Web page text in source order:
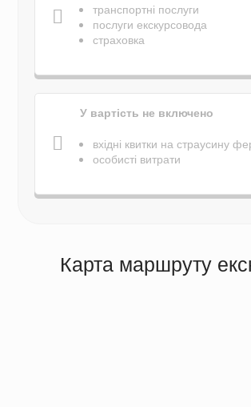
транспортні послуги
послуги екскурсовода
страховка
У вартість не включено
вхідні квитки на страусину
особисті витрати
Карта маршруту